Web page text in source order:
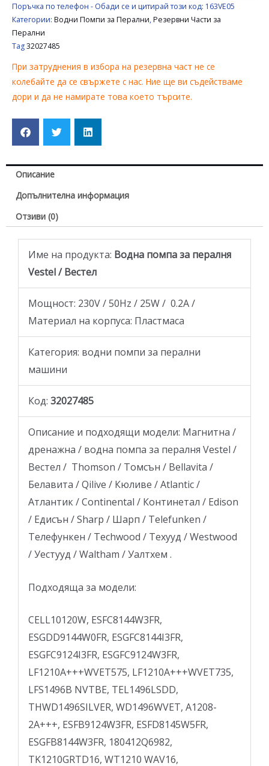
Поръчка по телефон - Обади се и цитирай този код: 163VE05
Категории: Водни Помпи за Перални,Резервни Части за
Перални
Tag32027485
При затруднения в избора на резервна част не се
колебайте да се свържете с нас. Ние ще ви съдействаме
дори и да не намирате това което търсите.
Описание
Допълнителна информация
Отзиви (0)
Име на продукта: Водна помпа за пералня
Vestel / Вестел
Мощност: 230V / 50Hz / 25W / 0.2A /
Материал на корпуса: Пластмаса
Категория: водни помпи за перални
машини
Код: 32027485
Описание и подходящи модели: Магнитна /
дренажна / водна помпа за пералня Vestel /
Вестел / Thomson / Томсън / Bellavita /
Белавита / Qilive / Кюливе / Atlantic /
Атлантик / Continental / Континетал / Edison
/ Едисън / Sharp / Шарп / Telefunken /
Телефункен / Techwood / Техууд / Westwood
/ Уестууд / Waltham / Уалтхем .
Подходяща за модели:
CELL10120W, ESFC8144W3FR,
ESGDD9144W0FR, ESGFC8144I3FR,
ESGFC9124I3FR, ESGFC9124W3FR,
LF1210A+++WVET575, LF1210A+++WVET735,
LFS1496B NVTBE, TEL1496LSDD,
THWD1496SILVER, WD1496WVET, A1208-
2A+++, ESFB9124W3FR, ESFD8145W5FR,
ESGFB8144W3FR, 180412Q6982,
TK1210GRTD16, WT1210 WAV16,